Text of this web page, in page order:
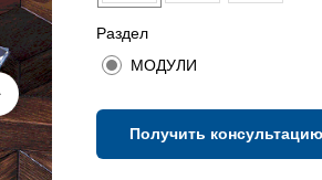
Раздел
МОДУЛИ
Получить консультацию